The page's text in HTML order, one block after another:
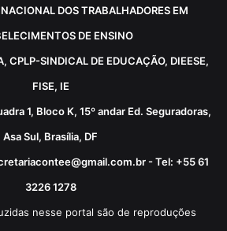
DOS TRABALHADORES EM
DE ENSINO
CPLP-SINDICAL DE EDUCAÇÃO, DIEESE,
FISE, IE
1, Bloco K, 15º andar Ed. Seguradoras,
Asa Sul, Brasília, DF
- Tel: +55 61
3226 1278
nesse portal são de reproduções